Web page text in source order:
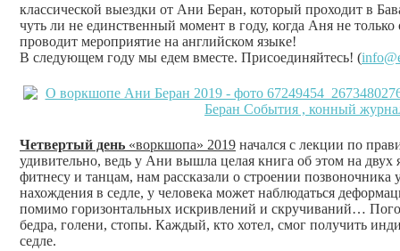
классической выездки от Ани Беран, который проходит в
чуть ли не единственный момент в году, когда Аня не
проводит мероприятие на английском языке!
В следующем году мы едем вместе. Присоединяйтесь! (
Четвертый день «воркшопа» 2019 начался с лекции по
удивительно, ведь у Ани вышла целая книга об этом на двух
фитнесу и танцам, нам рассказали о строении
нахождения в седле, у человека может наблюдаться
помимо горизонтальных искривлений и скручиваний…
бедра, голени, стопы. Каждый, кто хотел, смог получить
седле.